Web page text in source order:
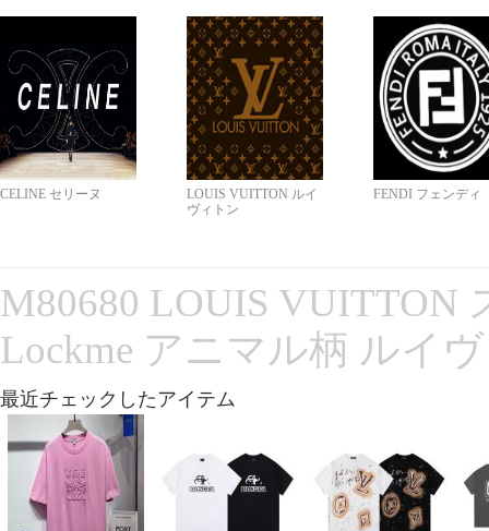
CELINE セリーヌ
LOUIS VUITTON ルイ
ヴィトン
FENDI フェンディ
M80680 LOUIS VUITTON
Lockme アニマル柄 ルイ
最近チェックしたアイテム